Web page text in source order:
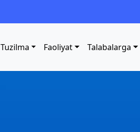
Tuzilma Faoliyat Talabalarga